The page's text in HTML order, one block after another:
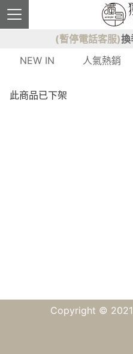
(暫停電話客服)換
NEW IN
人氣熱銷
此商品已下架
Copyright ©